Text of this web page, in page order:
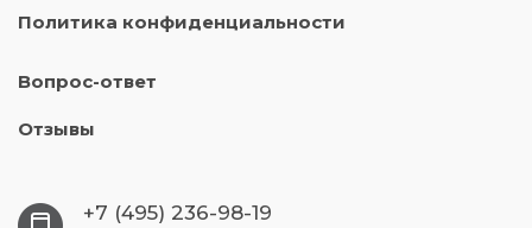
Политика конфиденциальности
Вопрос-ответ
Отзывы
+7 (495) 236-98-19